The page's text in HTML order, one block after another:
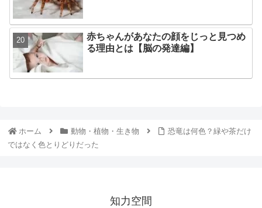
赤ちゃんがあなたの顔をじっと見つめ
る理由とは【脳の発達編】
ホーム 動物・植物・生き物
恐竜は何色？緑や茶だけ
ではなく色とりどりだった
知力空間